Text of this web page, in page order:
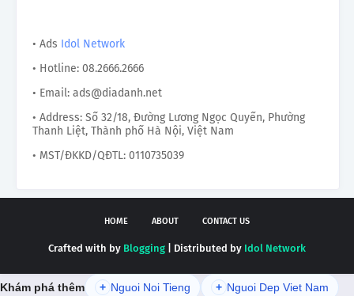
• Ads Idol Network
• Hotline: 08.2666.2666
• Email: ads@diadanh.net
• Address: Số 32/18, Đường Lương Ngọc Quyến, Phường
Thanh Liệt, Thành phố Hà Nội, Việt Nam
• MST/ĐKKD/QĐTL: 0110735039
HOME ABOUT CONTACT US
Crafted with by Blogging | Distributed by Idol Network
Khám phá thêm + Nguoi Noi Tieng + Nguoi Dep Viet Nam